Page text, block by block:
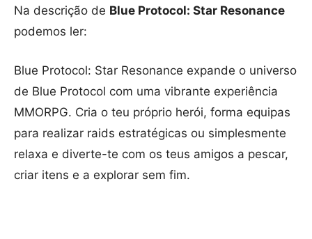
Na descrição de Blue Protocol: Star Resonance
podemos ler:
Blue Protocol: Star Resonance expande o universo
de Blue Protocol com uma vibrante experiência
MMORPG. Cria o teu próprio herói, forma equipas
para realizar raids estratégicas ou simplesmente
relaxa e diverte-te com os teus amigos a pescar,
criar itens e a explorar sem fim.